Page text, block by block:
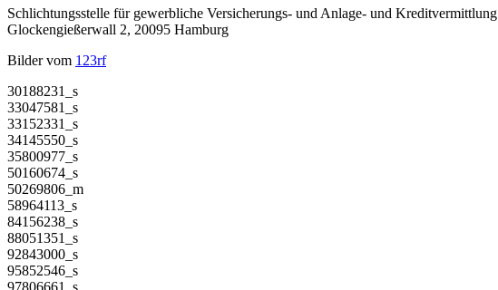
Schlichtungsstelle für gewerbliche Versicherungs- und Anlage- und Kreditvermittlung
Glockengießerwall 2, 20095 Hamburg
Bilder vom 123rf
30188231_s
33047581_s
33152331_s
34145550_s
35800977_s
50160674_s
50269806_m
58964113_s
84156238_s
88051351_s
92843000_s
95852546_s
97806661_s